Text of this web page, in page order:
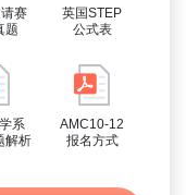
赛
题
英国STEP
公式表
系
解析
AMC10-12
报名方式